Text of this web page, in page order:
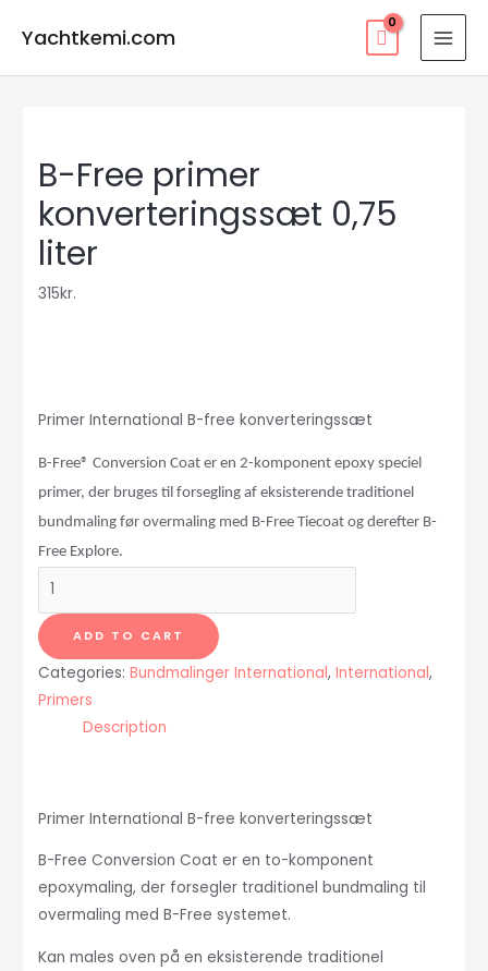
Yachtkemi.com
B-Free primer
konverteringssæt 0,75
liter
315kr.
Primer International B-free konverteringssæt
B-Free® Conversion Coat er en 2-komponent epoxy speciel
primer, der bruges til forsegling af eksisterende traditionel
bundmaling før overmaling med B-Free Tiecoat og derefter B-
Free Explore.
B-
primer
konverteringssæt
0,75
ADD TO CART
Categories: Bundmalinger International, International,
Primers
Description
Primer International B-free konverteringssæt
B-Free Conversion Coat er en to-komponent
epoxymaling, der forsegler traditionel bundmaling til
overmaling med B-Free systemet.
Kan males oven på en eksisterende traditionel